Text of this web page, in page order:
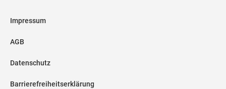
Impressum
AGB
Datenschutz
Barrierefreiheitserklärung